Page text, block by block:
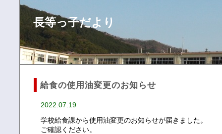
長等っ子だより
給食の使用油変更のお知らせ
2022.07.19
学校給食課から使用油変更のお知らせが届きました。
ご確認ください。